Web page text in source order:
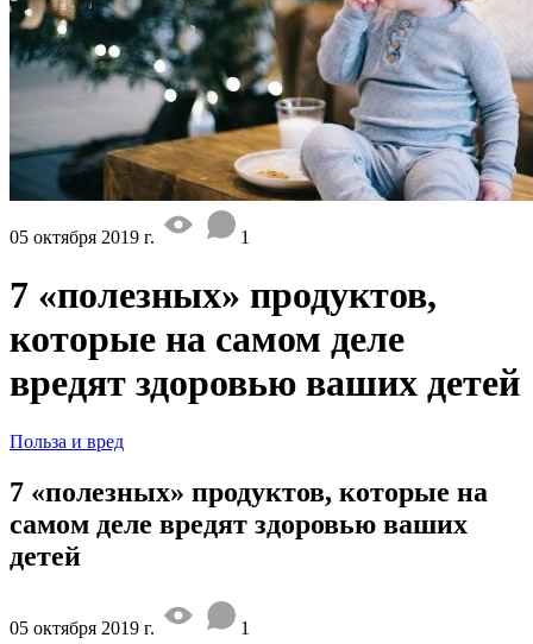
05 октября 2019 г. 1
7 «полезных» продуктов,
которые на самом деле
вредят здоровью ваших детей
Польза и вред
7 «полезных» продуктов, которые на
самом деле вредят здоровью ваших
детей
05 октября 2019 г. 1